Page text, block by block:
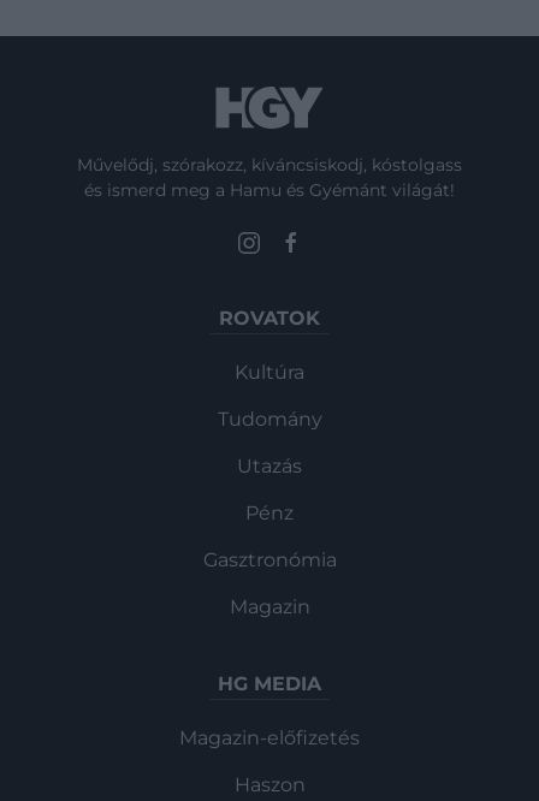
Művelődj, szórakozz, kíváncsiskodj, kóstolgass
és ismerd meg a Hamu és Gyémánt világát!
ROVATOK
Kultúra
Tudomány
Utazás
Pénz
Gasztronómia
Magazin
HG MEDIA
Magazin-előfizetés
Haszon